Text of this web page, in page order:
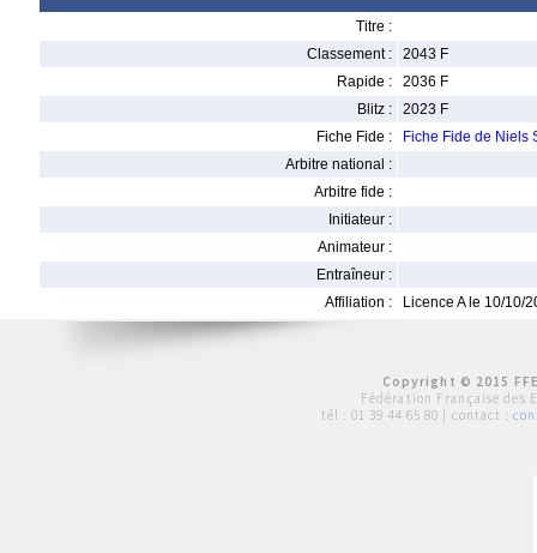
Titre :
Classement :
2043 F
Rapide :
2036 F
Blitz :
2023 F
Fiche Fide :
Fiche Fide de Niels
Arbitre national :
Arbitre fide :
Initiateur :
Animateur :
Entraîneur :
Affiliation :
Licence A le 10/10/
Copyright © 2015
Fédération Française des
tél : 01 39 44 65 80 | contact :